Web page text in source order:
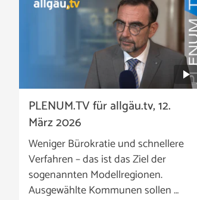
PLENUM.TV für allgäu.tv, 12.
März 2026
Weniger Bürokratie und schnellere
Verfahren – das ist das Ziel der
sogenannten Modellregionen.
Ausgewählte Kommunen sollen …